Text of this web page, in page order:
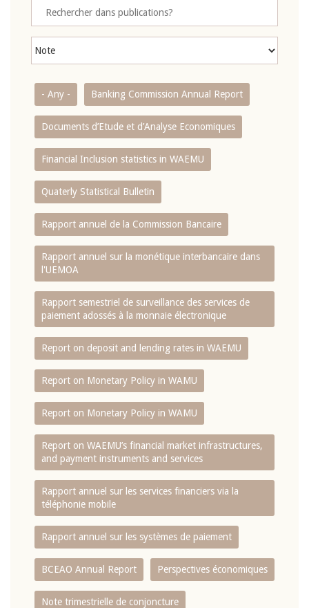
- Any - Banking Commission Annual Report
Documents d’Etude et d’Analyse Economiques
Financial Inclusion statistics in WAEMU
Quaterly Statistical Bulletin
Rapport annuel de la Commission Bancaire
Rapport annuel sur la monétique interbancaire dans
l'UEMOA
Rapport semestriel de surveillance des services de
paiement adossés à la monnaie électronique
Report on deposit and lending rates in WAEMU
Report on Monetary Policy in WAMU
Report on Monetary Policy in WAMU
Report on WAEMU’s financial market infrastructures,
and payment instruments and services
Rapport annuel sur les services financiers via la
téléphonie mobile
Rapport annuel sur les systèmes de paiement
BCEAO Annual Report Perspectives économiques
Note trimestrielle de conjoncture